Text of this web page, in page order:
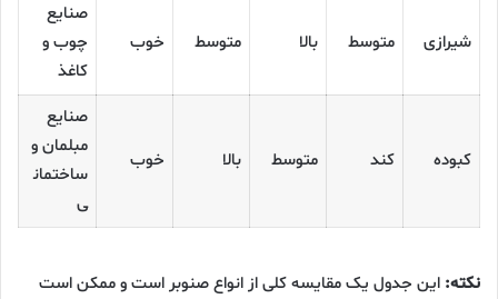
شیرازی متوسط بالا متوسط خوب
صنایع
چوب و
کاغذ
کبوده کند متوسط بالا خوب
صنایع
مبلمان و
ساختمان
ی
نکته: این جدول یک مقایسه کلی از انواع صنوبر است و ممکن است